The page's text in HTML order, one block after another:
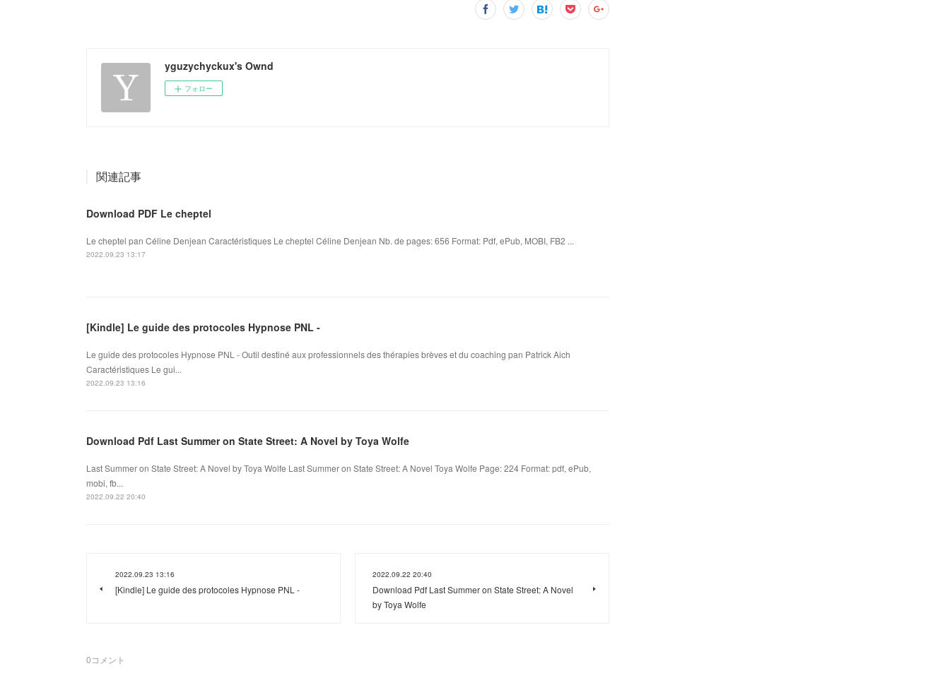
yguzychyckux's Ownd
フォロー
関連記事
Download PDF Le cheptel
Le cheptel pan Céline Denjean Caractéristiques Le cheptel Céline Denjean Nb. de pages: 656 Format: Pdf, ePub, MOBI, FB2 ...
2022.09.23 13:17
[Kindle] Le guide des protocoles Hypnose PNL -
Le guide des protocoles Hypnose PNL - Outil destiné aux professionnels des thérapies brèves et du coaching pan Patrick Aich
Caractéristiques Le gui...
2022.09.23 13:16
Download Pdf Last Summer on State Street: A Novel by Toya Wolfe
Last Summer on State Street: A Novel by Toya Wolfe Last Summer on State Street: A Novel Toya Wolfe Page: 224 Format: pdf, ePub,
mobi, fb...
2022.09.22 20:40
2022.09.23 13:16
[Kindle] Le guide des protocoles Hypnose PNL -
2022.09.22 20:40
Download Pdf Last Summer on State Street: A Novel
by Toya Wolfe
0コメント